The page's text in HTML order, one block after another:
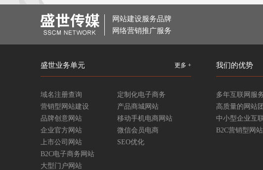
网站建设服务品牌
网络营销推广服务
更多 +
盛世业务单元
域名注册查询
营销型网站建设
品牌创意网站
企业官方网站
上市公司网站
B2C电子商务网站
大型门户网站
定制化电子商务
产品商城网站
移动手机电商网站
微信会员电商
SEO优化
我们的优势
多年互联网服
高质量的网站
中小型企业互
B2C营销型网